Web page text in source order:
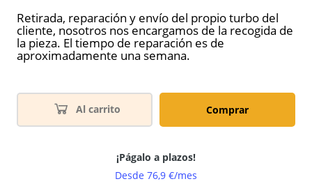
Retirada, reparación y envío del propio turbo del
cliente, nosotros nos encargamos de la recogida de
la pieza. El tiempo de reparación es de
aproximadamente una semana.
Al carrito Comprar